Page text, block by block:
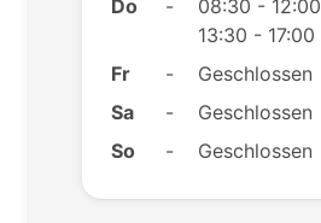
Do
-
08:30 - 12:00
13:30 - 17:00
Fr
-
Geschlossen
Sa
-
Geschlossen
So
- Geschlossen